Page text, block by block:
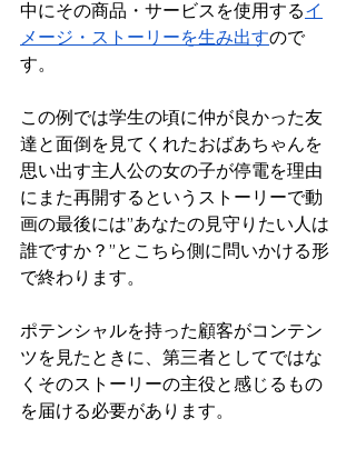
中にその商品・サービスを使用するイ
メージ・ストーリーを生み出すので
す。
この例では学生の頃に仲が良かった友
達と面倒を見てくれたおばあちゃんを
思い出す主人公の女の子が停電を理由
にまた再開するというストーリーで動
画の最後には”あなたの見守りたい人は
誰ですか？”とこちら側に問いかける形
で終わります。
ポテンシャルを持った顧客がコンテン
ツを見たときに、第三者としてではな
くそのストーリーの主役と感じるもの
を届ける必要があります。